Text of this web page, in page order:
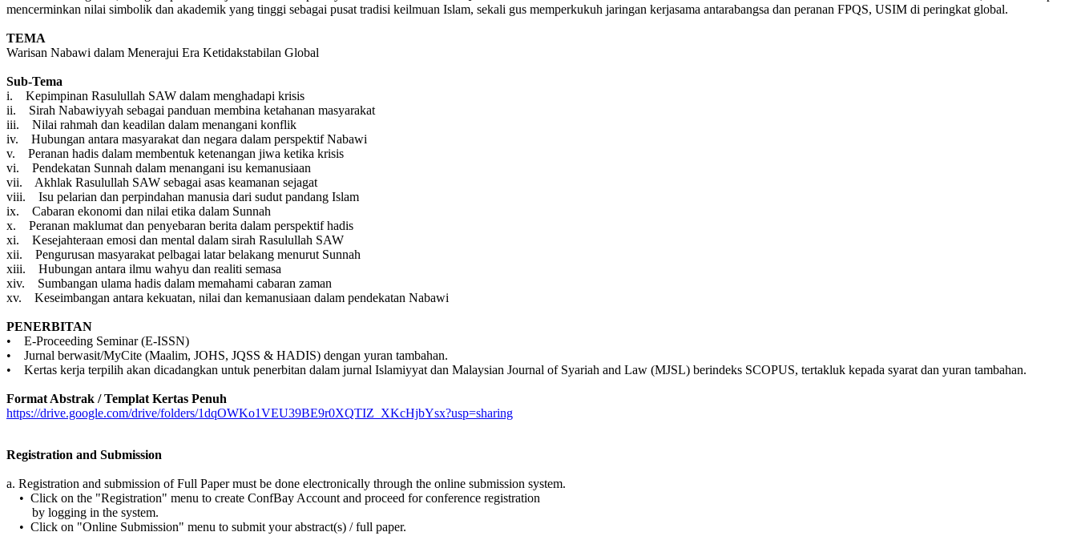
mencerminkan nilai simbolik dan akademik yang tinggi sebagai pusat tradisi keilmuan Islam, sekali gus memperkukuh jaringan kerjasama antarabangsa dan peranan FPQS, USIM di peringkat global.
TEMA
Warisan Nabawi dalam Menerajui Era Ketidakstabilan Global
Sub-Tema
i. Kepimpinan Rasulullah SAW dalam menghadapi krisis
ii. Sirah Nabawiyyah sebagai panduan membina ketahanan masyarakat
iii. Nilai rahmah dan keadilan dalam menangani konflik
iv. Hubungan antara masyarakat dan negara dalam perspektif Nabawi
v. Peranan hadis dalam membentuk ketenangan jiwa ketika krisis
vi. Pendekatan Sunnah dalam menangani isu kemanusiaan
vii. Akhlak Rasulullah SAW sebagai asas keamanan sejagat
viii. Isu pelarian dan perpindahan manusia dari sudut pandang Islam
ix. Cabaran ekonomi dan nilai etika dalam Sunnah
x. Peranan maklumat dan penyebaran berita dalam perspektif hadis
xi. Kesejahteraan emosi dan mental dalam sirah Rasulullah SAW
xii. Pengurusan masyarakat pelbagai latar belakang menurut Sunnah
xiii. Hubungan antara ilmu wahyu dan realiti semasa
xiv. Sumbangan ulama hadis dalam memahami cabaran zaman
xv. Keseimbangan antara kekuatan, nilai dan kemanusiaan dalam pendekatan Nabawi
PENERBITAN
• E-Proceeding Seminar (E-ISSN)
• Jurnal berwasit/MyCite (Maalim, JOHS, JQSS & HADIS) dengan yuran tambahan.
• Kertas kerja terpilih akan dicadangkan untuk penerbitan dalam jurnal Islamiyyat dan Malaysian Journal of Syariah and Law (MJSL) berindeks SCOPUS, tertakluk kepada syarat dan yuran tambahan.
Format Abstrak / Templat Kertas Penuh
https://drive.google.com/drive/folders/1dqOWKo1VEU39BE9r0XQTIZ_XKcHjbYsx?usp=sharing
Registration and Submission
a. Registration and submission of Full Paper must be done electronically through the online submission system.
• Click on the "Registration" menu to create ConfBay Account and proceed for conference registration
by logging in the system.
• Click on "Online Submission" menu to submit your abstract(s) / full paper.